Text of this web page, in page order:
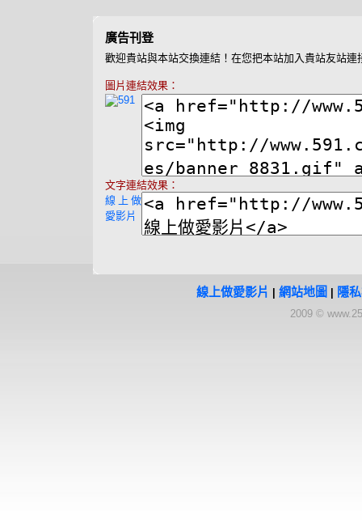
廣告刊登
歡迎貴站與本站交換連結！在您把本站加入貴站友站
圖片連結效果：
文字連結效果：
線上做
愛影片
線上做愛影片 網站地圖 隱
2009 ©